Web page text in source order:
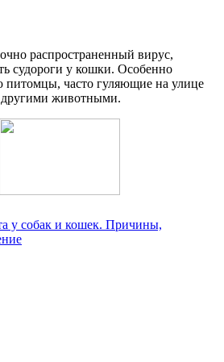
распространенный вирус,
судороги у кошки. Особенно
часто гуляющие на улице
животными.
у собак и кошек. Причины,